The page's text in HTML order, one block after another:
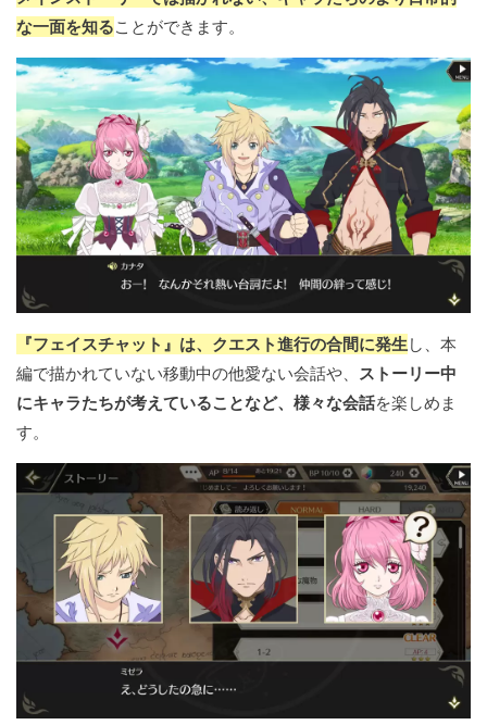
な一面を知ることができます。
『フェイスチャット』は、クエスト進行の合間に発生し、本
編で描かれていない移動中の他愛ない会話や、 ストーリー中
にキャラたちが考えていることなど、様々な会話を楽しめま
す。